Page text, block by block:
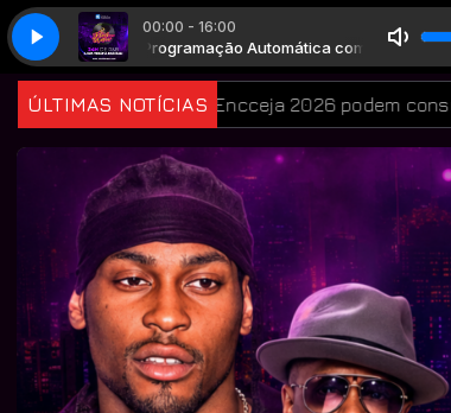
00:00 - 16:00
Programação Automática com Auto DJProgramação
ÚLTIMAS NOTÍCIAS
2026 podem consultar o cartão de inscrição